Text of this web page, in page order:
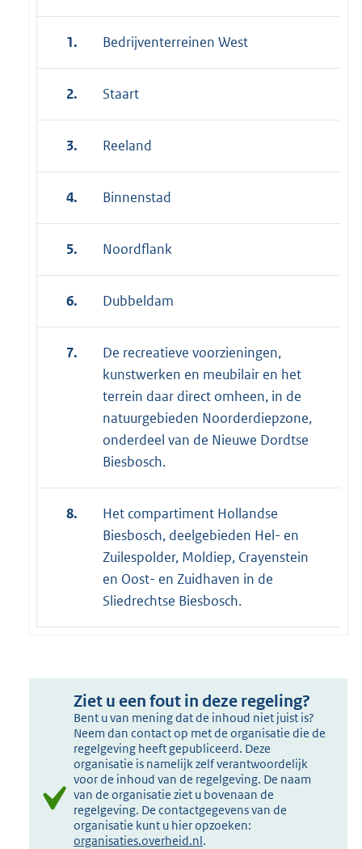
1. Bedrijventerreinen West
2. Staart
3. Reeland
4. Binnenstad
5. Noordflank
6. Dubbeldam
7.
De recreatieve voorzieningen,
kunstwerken en meubilair en het
terrein daar direct omheen, in de
natuurgebieden Noorderdiepzone,
onderdeel van de Nieuwe Dordtse
Biesbosch.
8.
Het compartiment Hollandse
Biesbosch, deelgebieden Hel- en
Zuilespolder, Moldiep, Crayenstein
en Oost- en Zuidhaven in de
Sliedrechtse Biesbosch.
Ziet u een fout in deze regeling?
Bent u van mening dat de inhoud niet juist is?
Neem dan contact op met de organisatie die de
regelgeving heeft gepubliceerd. Deze
organisatie is namelijk zelf verantwoordelijk
voor de inhoud van de regelgeving. De naam
van de organisatie ziet u bovenaan de
regelgeving. De contactgegevens van de
organisatie kunt u hier opzoeken:
organisaties.overheid.nl.